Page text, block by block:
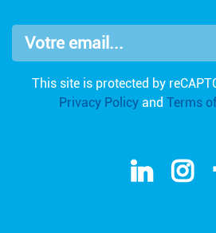
Votre email...
This site is protected by
Privacy Policy and Terms